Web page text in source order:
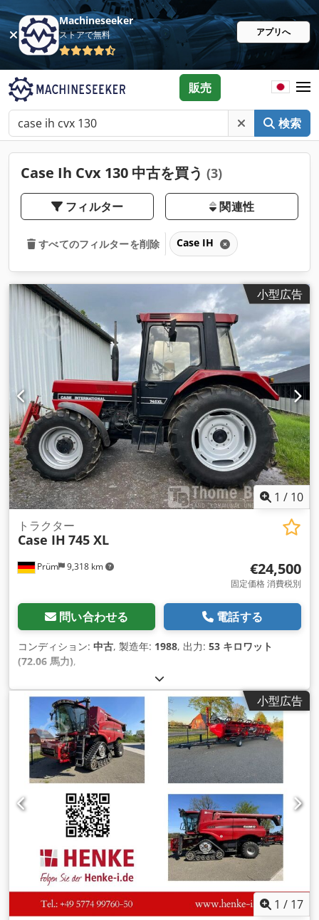
Machineseeker
ストアで無料 アプリへ
検索
販売
Case Ih Cvx 130 中古を買う (3)
フィルター 関連性
すべてのフィルターを削除 Case IH
小型広告
1 / 10
Prüm 9,318 km
トラクター
Case IH 745 XL
€24,500
固定価格 消費税別
問い合わせる 電話する
コンディション: 中古, 製造年: 1988, 出力: 53 キロワット
(72.06 馬力),
小型広告
1 / 17